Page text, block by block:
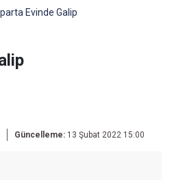
Evinde Galip
Güncelleme: 13 Şubat 2022 15:00